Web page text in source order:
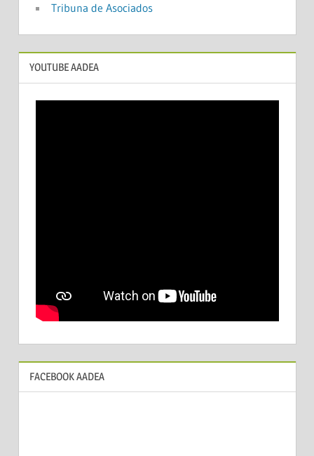
Tribuna de Asociados
YOUTUBE AADEA
FACEBOOK AADEA